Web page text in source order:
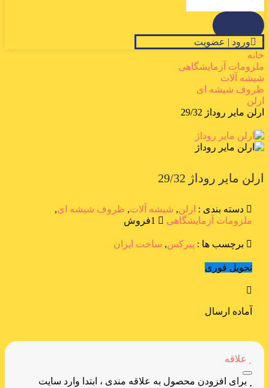
ورود | عضویت
خانه
ملزومات آزمایشگاهی
شیشه آلات
ظروف شیشه ای
ارلن
ارلن مایر روداژ 29/32
ارلن مایر روداژ 29/32
دسته بندی : ارلن, شیشه آلات, ظروف شیشه ای,
ملزومات آزمایشگاهی
1فروش
برچسب ها : پیرکس, ساخت ایران
تحویل فوری
آماده ارسال
علاقه
برای افزودن محصول به علاقه مندی ، ابتدا وارد سایت